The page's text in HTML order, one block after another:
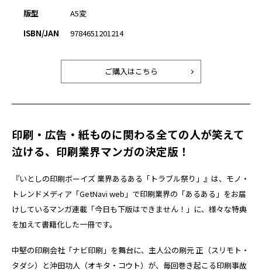
版型
A5変
ISBN/JAN
9784651201214
ご購入はこちら
印刷・広告・紙ものに関わる全ての人が笑えて
泣ける、印刷業界マンガの決定版！
『いとしの印刷ボーイズ 業界あるある「トラブル祭り」』は、モノ・
トレンドメディア「GetNavi web」で印刷業界の「あるある」をお届
けしているマンガ連載「今日も下版はできません！」に、様々な特典
を加えて書籍化した一冊です。
中堅の印刷会社「ナビ印刷」を舞台に、主人公の刷元 正（スリモト・
タダシ）と沖田功人（オキタ・コウト）が、毎回巻き起こる印刷事故